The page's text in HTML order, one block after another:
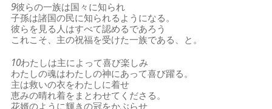
9彼らの一族は国々に知られ
子孫は諸国の民に知られるようになる。
彼らを見る人はすべて認めるであろう
これこそ、主の祝福を受けた一族である、と。
10わたしは主によって喜び楽しみ
わたしの魂はわたしの神にあって喜び躍る。
主は救いの衣をわたしに着せ
恵みの晴れ着をまとわせてくださる。
花婿のように輝きの冠をかぶらせ